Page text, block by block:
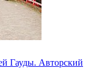
Гауды. Авторский